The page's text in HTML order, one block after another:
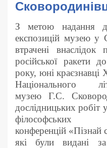
З метою надання
експозицій музею у
втрачені внаслідок
російської ракети
року, юні
Національного
музею Г.С.
дослідницьких робіт
філософських
конференцій «Пізнай
які були видані